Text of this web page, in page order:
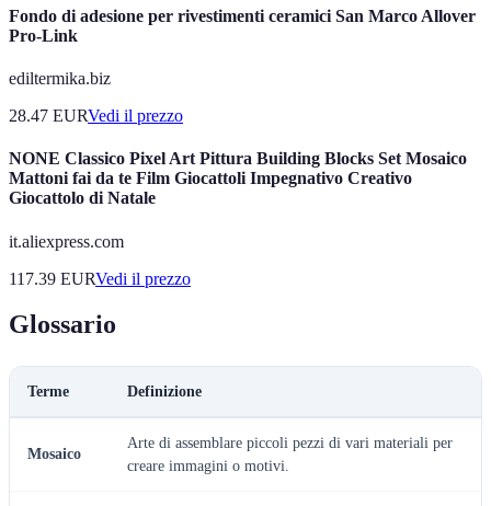
Fondo di adesione per rivestimenti ceramici San Marco Allover
Pro-Link
ediltermika.biz
28.47 EURVedi il prezzo
NONE Classico Pixel Art Pittura Building Blocks Set Mosaico
Mattoni fai da te Film Giocattoli Impegnativo Creativo
Giocattolo di Natale
it.aliexpress.com
117.39 EURVedi il prezzo
Glossario
Terme Definizione
Mosaico
Arte di assemblare piccoli pezzi di vari materiali per
creare immagini o motivi.